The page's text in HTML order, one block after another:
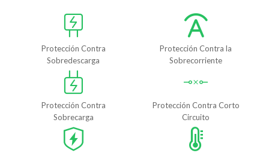
Protección Contra
Sobredescarga
Protección Contra la
Sobrecorriente
Protección Contra
Sobrecarga
Protección Contra Corto
Circuito